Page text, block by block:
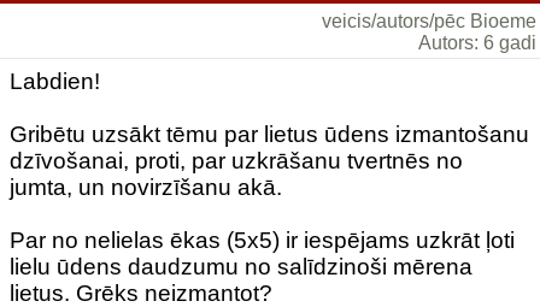
veicis/autors/pēc Bioeme
Autors: 6 gadi
Labdien!
Gribētu uzsākt tēmu par lietus ūdens izmantošanu
dzīvošanai, proti, par uzkrāšanu tvertnēs no
jumta, un novirzīšanu akā.
Par no nelielas ēkas (5x5) ir iespējams uzkrāt ļoti
lielu ūdens daudzumu no salīdzinoši mērena
lietus. Grēks neizmantot?